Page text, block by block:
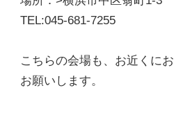
TEL:045-681-7255
こちらの会場も、お近くに
お願いします。